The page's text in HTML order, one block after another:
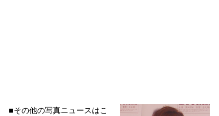
■その他の写真ニュースはこ